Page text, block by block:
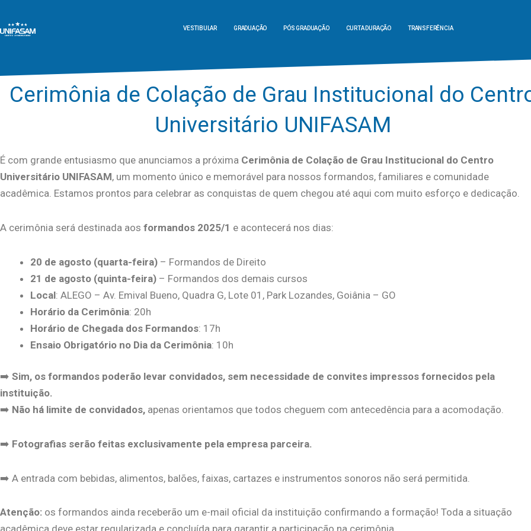
VESTIBULAR GRADUAÇÃO PÓS GRADUAÇÃO CURTA DURAÇÃO TRANSFERÊNCIA
Cerimônia de Colação de Grau Institucional do
Universitário UNIFASAM
É com grande entusiasmo que anunciamos a próxima Cerimônia de Colação de Grau Institucional do Centro
Universitário UNIFASAM, um momento único e memorável para nossos formandos, familiares e comunidade
acadêmica. Estamos prontos para celebrar as conquistas de quem chegou até aqui com muito esforço e dedicação.
A cerimônia será destinada aos formandos 2025/1 e acontecerá nos dias:
20 de agosto (quarta-feira) – Formandos de Direito
21 de agosto (quinta-feira) – Formandos dos demais cursos
Local: ALEGO – Av. Emival Bueno, Quadra G, Lote 01, Park Lozandes, Goiânia – GO
Horário da Cerimônia: 20h
Horário de Chegada dos Formandos: 17h
Ensaio Obrigatório no Dia da Cerimônia: 10h
➡️ Sim, os formandos poderão levar convidados, sem necessidade de convites impressos fornecidos pela
instituição.
➡️ Não há limite de convidados, apenas orientamos que todos cheguem com antecedência para a acomodação.
➡️ Fotografias serão feitas exclusivamente pela empresa parceira.
➡️ A entrada com bebidas, alimentos, balões, faixas, cartazes e instrumentos sonoros não será permitida.
Atenção: os formandos ainda receberão um e-mail oficial da instituição confirmando a formação! Toda a situação